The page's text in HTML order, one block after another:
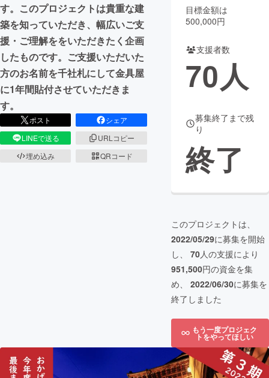
CAMPFIREふるさと納税machi-ya コミュニティ
す。このプロジェクトは貴重な建
築を知っていただき、幅広いご支
援・ご理解ををいただきたく企画
したものです。ご支援いただいた
方のお名前を千社札にして金具屋
に1年間貼付させていただきま
す。
ポスト
シェア
LINEで送る
URLコピー
埋め込み
QRコード
目標金額は
500,000円
支援者数
70人
募集終了まで残
り
終了
このプロジェクトは、
2022/05/29に募集を開始
し、 70人の支援により
951,500円の資金を集
め、 2022/06/30に募集を
終了しました
もう一度プロジェク
トをやってほしい